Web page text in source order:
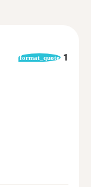
format_quote 1